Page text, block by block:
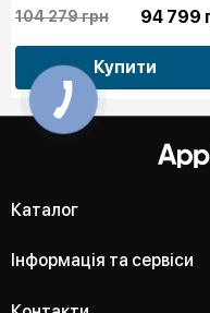
24GB RAM with Apple
104 279 грн 94 799
Купити
Каталог
Інформація та сервіси